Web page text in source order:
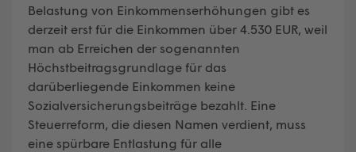
Belastung von Einkommenserhöhungen gibt es
derzeit erst für die Einkommen über 4.530 EUR, weil
man ab Erreichen der sogenannten
Höchstbeitragsgrundlage für das
darüberliegende Einkommen keine
Sozialversicherungsbeiträge bezahlt. Eine
Steuerreform, die diesen Namen verdient, muss
eine spürbare Entlastung für alle